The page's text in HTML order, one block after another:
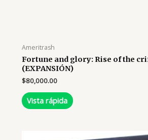
Ameritrash
Fortune and glory: Rise of the
(EXPANSIÓN)
$80,000.00
Vista rápida